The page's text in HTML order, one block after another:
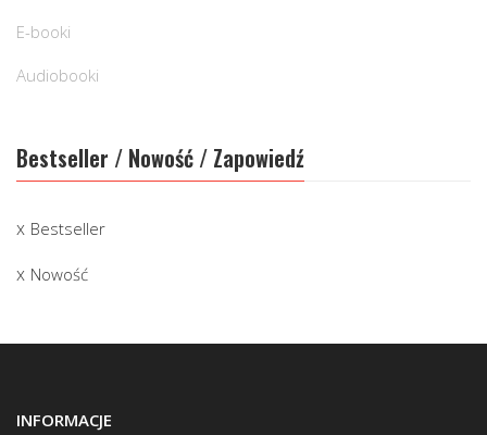
E-booki
Audiobooki
Bestseller / Nowość / Zapowiedź
Bestseller
Nowość
INFORMACJE